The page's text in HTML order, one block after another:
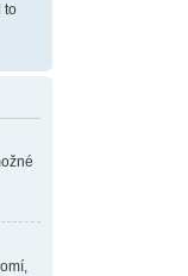
to